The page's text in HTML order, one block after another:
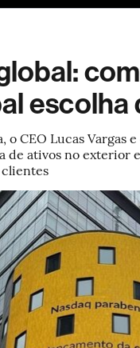
escolha
o CEO Lucas Vargas
de ativos no
clientes